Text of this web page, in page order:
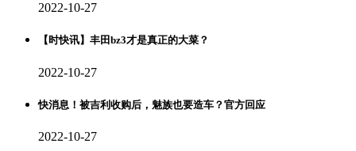
2022-10-27
【时快讯】丰田bz3才是真正的大菜？
2022-10-27
快消息！被吉利收购后，魅族也要造车？官方回应
2022-10-27